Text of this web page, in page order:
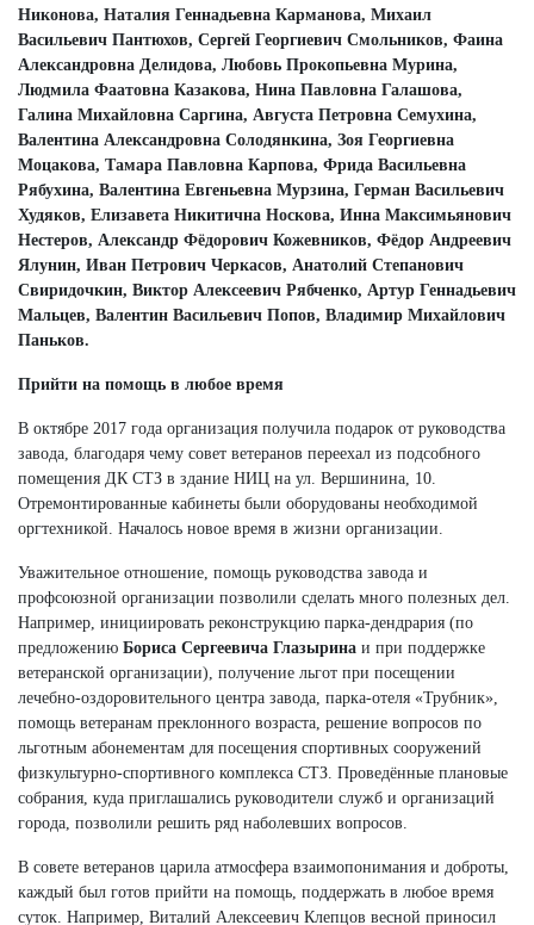
Никонова, Наталия Геннадьевна Карманова, Михаил
Васильевич Пантюхов, Сергей Георгиевич Смольников, Фаина
Александровна Делидова, Любовь Прокопьевна Мурина,
Людмила Фаатовна Казакова, Нина Павловна Галашова,
Галина Михайловна Саргина, Августа Петровна Семухина,
Валентина Александровна Солодянкина, Зоя Георгиевна
Моцакова, Тамара Павловна Карпова, Фрида Васильевна
Рябухина, Валентина Евгеньевна Мурзина, Герман Васильевич
Худяков, Елизавета Никитична Носкова, Инна Максимьянович
Нестеров, Александр Фёдорович Кожевников, Фёдор Андреевич
Ялунин, Иван Петрович Черкасов, Анатолий Степанович
Свиридочкин, Виктор Алексеевич Рябченко, Артур Геннадьевич
Мальцев, Валентин Васильевич Попов, Владимир Михайлович
Паньков.
Прийти на помощь в любое время
В октябре 2017 года организация получила подарок от руководства
завода, благодаря чему совет ветеранов переехал из подсобного
помещения ДК СТЗ в здание НИЦ на ул. Вершинина, 10.
Отремонтированные кабинеты были оборудованы необходимой
оргтехникой. Началось новое время в жизни организации.
Уважительное отношение, помощь руководства завода и
профсоюзной организации позволили сделать много полезных дел.
Например, инициировать реконструкцию парка-дендрария (по
предложению Бориса Сергеевича Глазырина и при поддержке
ветеранской организации), получение льгот при посещении
лечебно-оздоровительного центра завода, парка-отеля «Трубник»,
помощь ветеранам преклонного возраста, решение вопросов по
льготным абонементам для посещения спортивных сооружений
физкультурно-спортивного комплекса СТЗ. Проведённые плановые
собрания, куда приглашались руководители служб и организаций
города, позволили решить ряд наболевших вопросов.
В совете ветеранов царила атмосфера взаимопонимания и доброты,
каждый был готов прийти на помощь, поддержать в любое время
суток. Например, Виталий Алексеевич Клепцов весной приносил